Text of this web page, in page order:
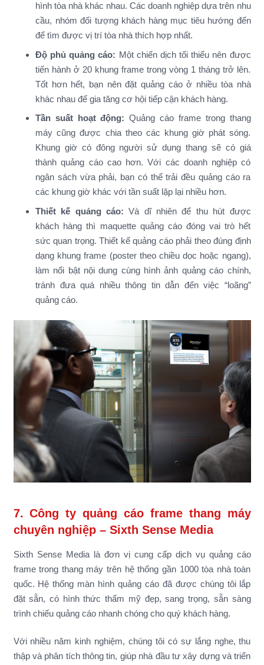
hình tòa nhà khác nhau. Các doanh nghiệp dựa trên nhu
cầu, nhóm đối tượng khách hàng mục tiêu hướng đến
để tìm được vị trí tòa nhà thích hợp nhất.
Độ phủ quảng cáo: Một chiến dịch tối thiểu nên được
tiến hành ở 20 khung frame trong vòng 1 tháng trở lên.
Tốt hơn hết, bạn nên đặt quảng cáo ở nhiều tòa nhà
khác nhau để gia tăng cơ hội tiếp cận khách hàng.
Tần suất hoạt động:Quảng cáo frame trong thang
máy cũng được chia theo các khung giờ phát sóng.
Khung giờ có đông người sử dụng thang sẽ có giá
thành quảng cáo cao hơn. Với các doanh nghiệp có
ngân sách vừa phải, bạn có thể trải đều quảng cáo ra
các khung giờ khác với tần suất lặp lại nhiều hơn.
Thiết kế quảng cáo:Và dĩ nhiên để thu hút được
khách hàng thì maquette quảng cáo đóng vai trò hết
sức quan trọng. Thiết kế quảng cáo phải theo đúng định
dạng khung frame (poster theo chiều dọc hoặc ngang),
làm nổi bật nội dung cùng hình ảnh quảng cáo chính,
tránh đưa quá nhiều thông tin dẫn đến việc “loãng”
quảng cáo.
7. Công ty quảng cáo frame thang máy
chuyên nghiệp – Sixth Sense Media
Sixth Sense Media là đơn vị cung cấp dịch vụ quảng cáo
frame trong thang máy trên hệ thống gần 1000 tòa nhà toàn
quốc. Hệ thống màn hình quảng cáo đã được chúng tôi lắp
đặt sẵn, có hình thức thẩm mỹ đẹp, sang trọng, sẵn sàng
trình chiếu quảng cáo nhanh chóng cho quý khách hàng.
Với nhiều năm kinh nghiệm, chúng tôi có sự lắng nghe, thu
thập và phân tích thông tin, giúp nhà đầu tư xây dựng và triển